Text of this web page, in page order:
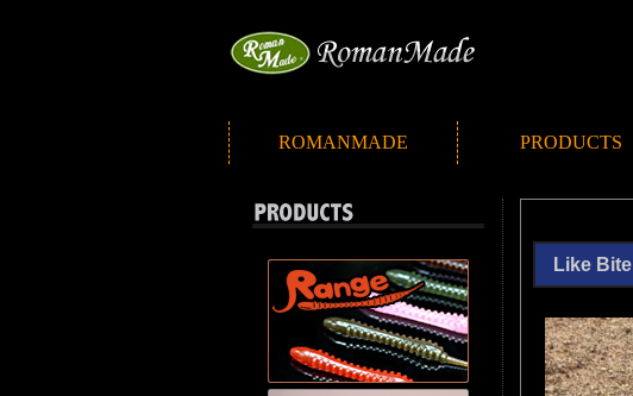
ROMANMADE PRODUCTS
Like Bite